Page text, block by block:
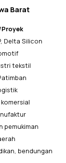
Barat
Delta Silicon
tekstil
pemukiman
bendungan